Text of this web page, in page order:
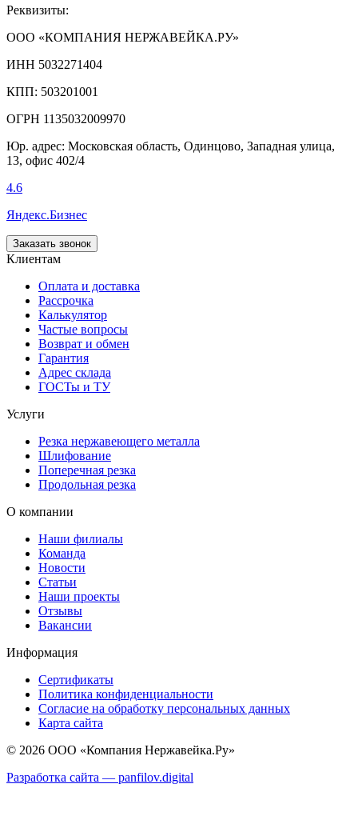
Реквизиты:
ООО «КОМПАНИЯ НЕРЖАВЕЙКА.РУ»
ИНН 5032271404
КПП: 503201001
ОГРН 1135032009970
Юр. адрес: Московская область, Одинцово, Западная улица,
13, офис 402/4
4.6
Яндекс.Бизнес
Заказать звонок
Клиентам
Оплата и доставка
Рассрочка
Калькулятор
Частые вопросы
Возврат и обмен
Гарантия
Адрес склада
ГОСТы и ТУ
Услуги
Резка нержавеющего металла
Шлифование
Поперечная резка
Продольная резка
О компании
Наши филиалы
Команда
Новости
Статьи
Наши проекты
Отзывы
Вакансии
Информация
Сертификаты
Политика конфиденциальности
Согласие на обработку персональных данных
Карта сайта
© 2026 ООО «Компания Нержавейка.Ру»
Разработка сайта — panfilov.digital